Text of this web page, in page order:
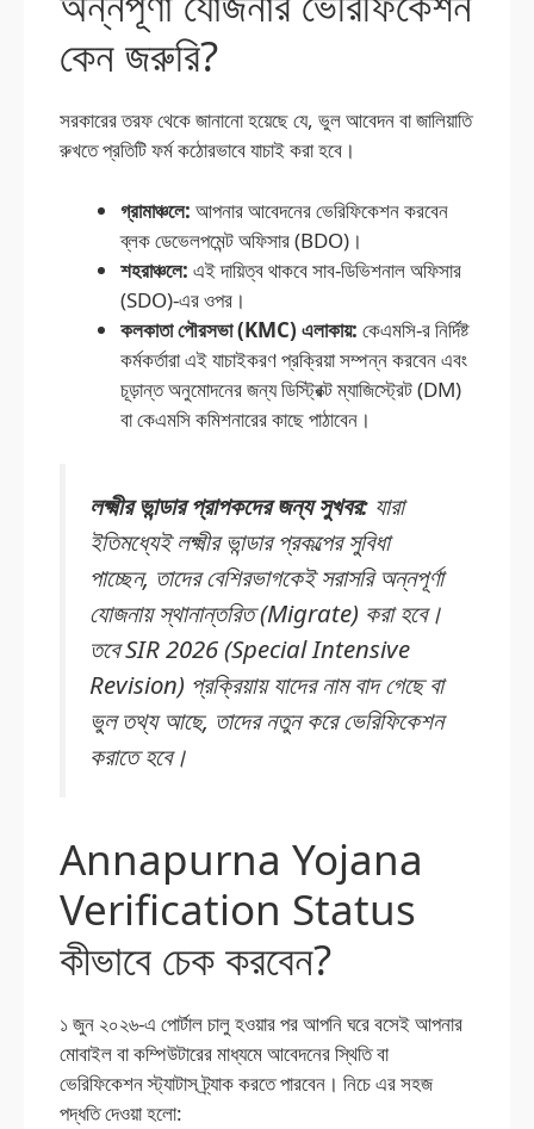
কেন জরুরি?
সরকারের তরফ থেকে জানানো হয়েছে যে, ভুল আবেদন বা জালিয়াতি
রুখতে প্রতিটি ফর্ম কঠোরভাবে যাচাই করা হবে।
গ্রামাঞ্চলে: আপনার আবেদনের ভেরিফিকেশন করবেন
ব্লক ডেভেলপমেন্ট অফিসার (BDO)।
শহরাঞ্চলে: এই দায়িত্ব থাকবে সাব-ডিভিশনাল অফিসার
(SDO)-এর ওপর।
কলকাতা পৌরসভা (KMC) এলাকায়: কেএমসি-র নির্দিষ্ট
কর্মকর্তারা এই যাচাইকরণ প্রক্রিয়া সম্পন্ন করবেন এবং
চূড়ান্ত অনুমোদনের জন্য ডিস্ট্রিক্ট ম্যাজিস্ট্রেট (DM)
বা কেএমসি কমিশনারের কাছে পাঠাবেন।
লক্ষ্মীর ভান্ডার প্রাপকদের জন্য সুখবর: যারা
ইতিমধ্যেই লক্ষ্মীর ভান্ডার প্রকল্পের সুবিধা
পাচ্ছেন, তাদের বেশিরভাগকেই সরাসরি অন্নপূর্ণা
যোজনায় স্থানান্তরিত (Migrate) করা হবে।
তবে SIR 2026 (Special Intensive
Revision) প্রক্রিয়ায় যাদের নাম বাদ গেছে বা
ভুল তথ্য আছে, তাদের নতুন করে ভেরিফিকেশন
করাতে হবে।
Annapurna Yojana
Verification Status
কীভাবে চেক করবেন?
১ জুন ২০২৬-এ পোর্টাল চালু হওয়ার পর আপনি ঘরে বসেই আপনার
মোবাইল বা কম্পিউটারের মাধ্যমে আবেদনের স্থিতি বা
ভেরিফিকেশন স্ট্যাটাস ট্র্যাক করতে পারবেন। নিচে এর সহজ
পদ্ধতি দেওয়া হলো: